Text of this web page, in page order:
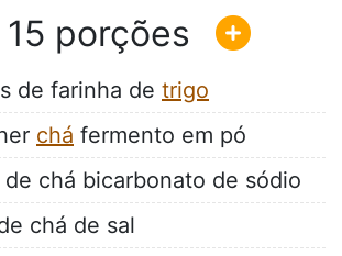
15
de farinha de trigo
chá fermento em pó
chá bicarbonato de sódio
chá de sal